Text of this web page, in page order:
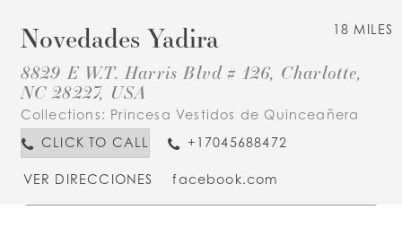
18 MILES
Novedades Yadira
8829 E W.T. Harris Blvd # 126, Charlotte,
NC 28227, USA
Collections: Princesa Vestidos de Quinceañera
CLICK TO CALL
+17045688472
VER DIRECCIONES facebook.com